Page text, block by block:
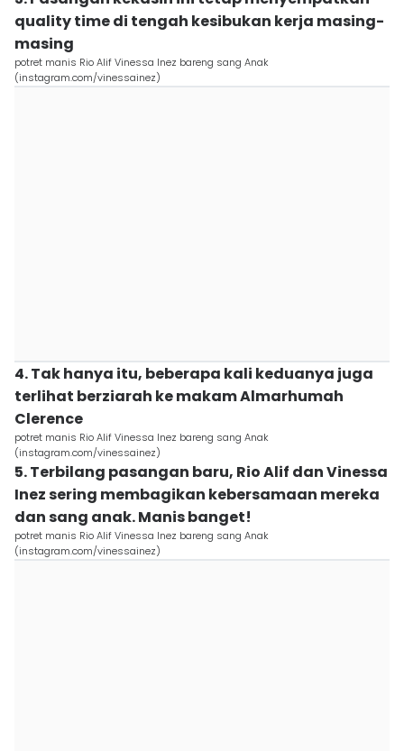
quality time di tengah kesibukan kerja masing-
masing
potret manis Rio Alif Vinessa Inez bareng sang Anak
(instagram.com/vinessainez)
4. Tak hanya itu, beberapa kali keduanya juga
terlihat berziarah ke makam Almarhumah
Clerence
potret manis Rio Alif Vinessa Inez bareng sang Anak
(instagram.com/vinessainez)
5. Terbilang pasangan baru, Rio Alif dan Vinessa
Inez sering membagikan kebersamaan mereka
dan sang anak. Manis banget!
potret manis Rio Alif Vinessa Inez bareng sang Anak
(instagram.com/vinessainez)